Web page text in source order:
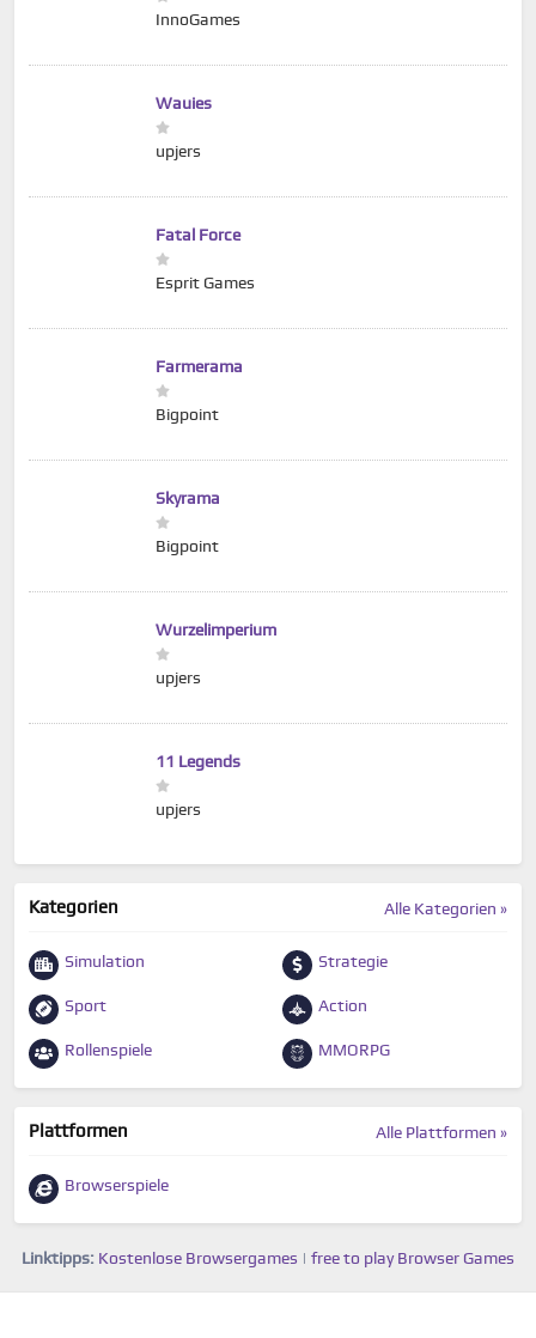
InnoGames
Wauies
upjers
Fatal Force
Esprit Games
Farmerama
Bigpoint
Skyrama
Bigpoint
Wurzelimperium
upjers
11 Legends
upjers
Alle Kategorien »
Kategorien
Simulation Strategie
Sport Action
Rollenspiele MMORPG
Alle Plattformen »
Plattformen
Browserspiele
Linktipps: Kostenlose Browsergames free to play Browser Games